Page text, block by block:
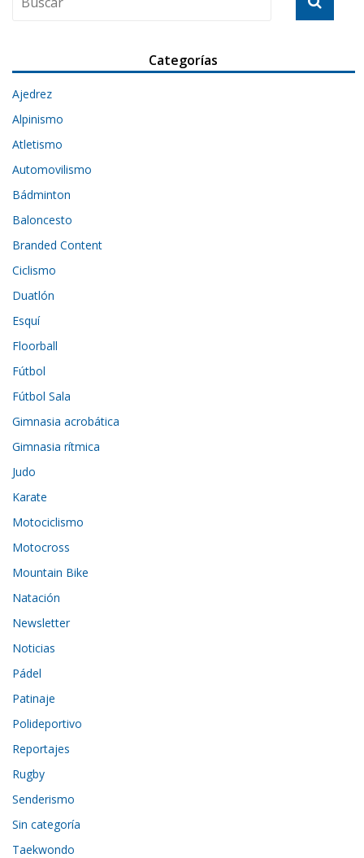
Categorías
Ajedrez
Alpinismo
Atletismo
Automovilismo
Bádminton
Baloncesto
Branded Content
Ciclismo
Duatlón
Esquí
Floorball
Fútbol
Fútbol Sala
Gimnasia acrobática
Gimnasia rítmica
Judo
Karate
Motociclismo
Motocross
Mountain Bike
Natación
Newsletter
Noticias
Pádel
Patinaje
Polideportivo
Reportajes
Rugby
Senderismo
Sin categoría
Taekwondo